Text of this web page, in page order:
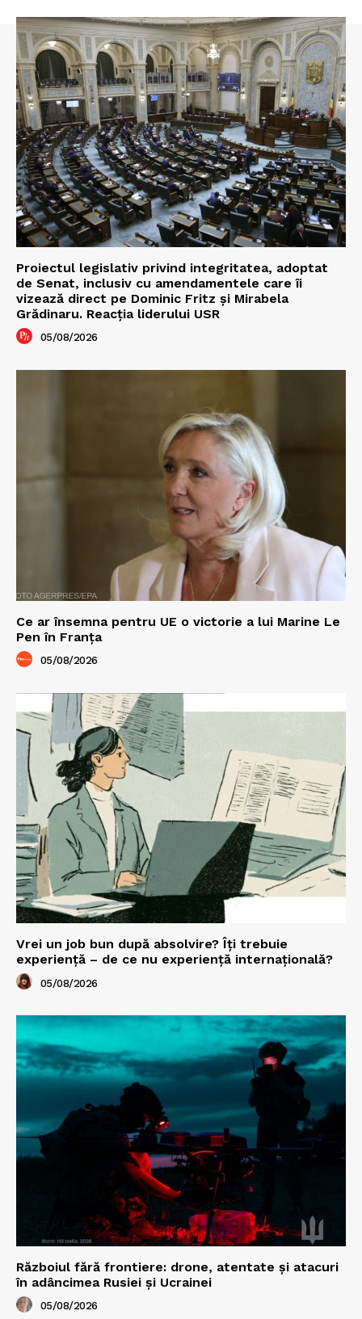
Proiectul legislativ privind integritatea, adoptat
de Senat, inclusiv cu amendamentele care îi
vizează direct pe Dominic Fritz și Mirabela
Grădinaru. Reacția liderului USR
05/08/2026
Ce ar însemna pentru UE o victorie a lui Marine Le
Pen în Franța
05/08/2026
Vrei un job bun după absolvire? Îți trebuie
experiență – de ce nu experiență internațională?
05/08/2026
Războiul fără frontiere: drone, atentate și atacuri
în adâncimea Rusiei și Ucrainei
05/08/2026